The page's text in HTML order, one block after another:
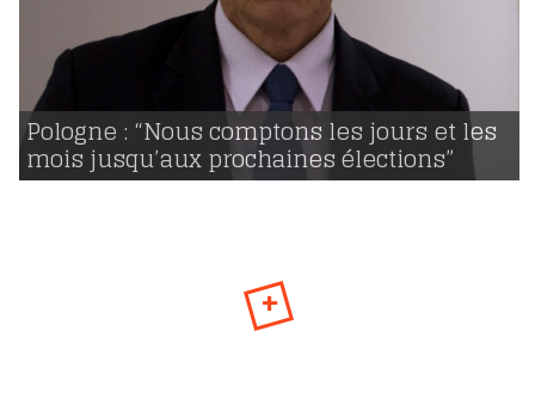
Pologne : “Nous comptons les jours et les
mois jusqu’aux prochaines élections”
voir
03 | 03 | 2016
1191
+